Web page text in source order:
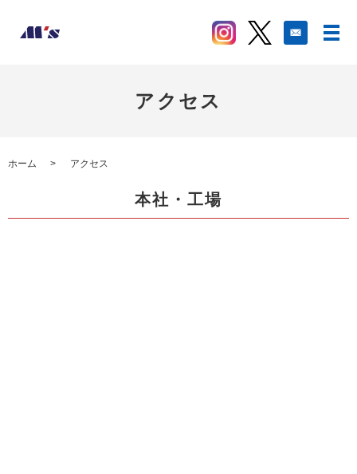
アクセス
ホーム アクセス
本社・工場